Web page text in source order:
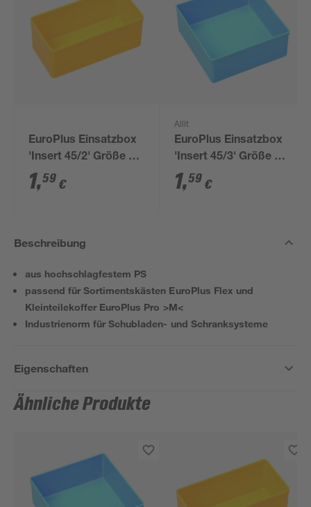
EuroPlus Einsatzbox
'Insert 45/2' Größe 2
gelb 10,8 x 5,4 x 4,5
cm
1,59 €
Allit
EuroPlus Einsatzbox
'Insert 45/3' Größe 3
blau 10,8 x 10,8 x 4,5
cm
1,59 €
Beschreibung
aus hochschlagfestem PS
passend für Sortimentskästen EuroPlus Flex und
Kleinteilekoffer EuroPlus Pro >M<
Industrienorm für Schubladen- und Schranksysteme
Eigenschaften
Ähnliche Produkte